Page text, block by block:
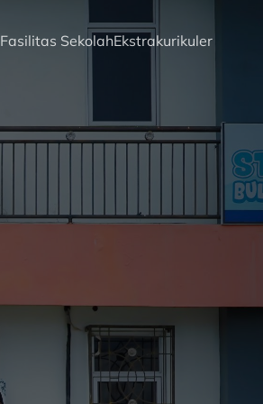
Fasilitas SekolahEkstrakurikuler